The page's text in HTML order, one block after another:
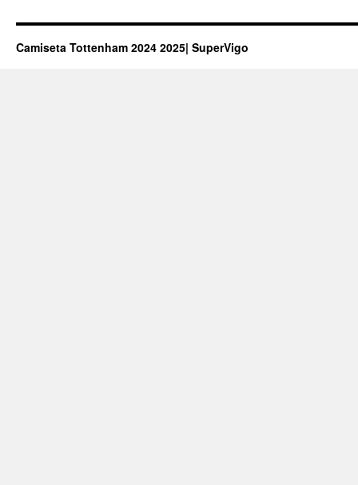
Camiseta Tottenham 2024 2025| SuperVigo